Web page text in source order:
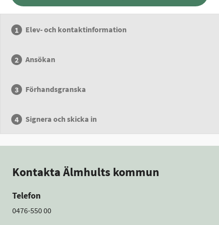
Elev- och kontaktinformation
Ansökan
Förhandsgranska
Signera och skicka in
Kontakta Älmhults kommun
Telefon
0476-550 00